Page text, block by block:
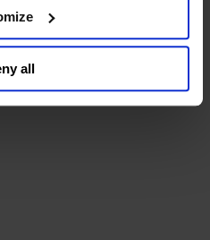
and retention terms
personal information see
all